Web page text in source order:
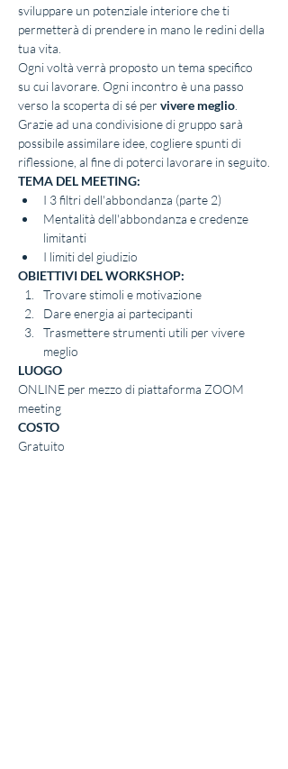
sviluppare un potenziale interiore che ti
permetterà di prendere in mano le redini della
tua vita.
Ogni voltà verrà proposto un tema specifico
su cui lavorare. Ogni incontro è una passo
verso la scoperta di sé per vivere meglio
Grazie ad una condivisione di gruppo sarà
possibile assimilare idee, cogliere spunti di
riflessione, al fine di poterci lavorare in seguito.
TEMA DEL MEETING:
I 3 filtri dell'abbondanza (parte 2)
Mentalità dell'abbondanza e credenze
limitanti
I limiti del giudizio
OBIETTIVI DEL WORKSHOP:
Trovare stimoli e motivazione
Dare energia ai partecipanti
Trasmettere strumenti utili per vivere
meglio
LUOGO
ONLINE per mezzo di piattaforma ZOOM
meeting
COSTO
Gratuito